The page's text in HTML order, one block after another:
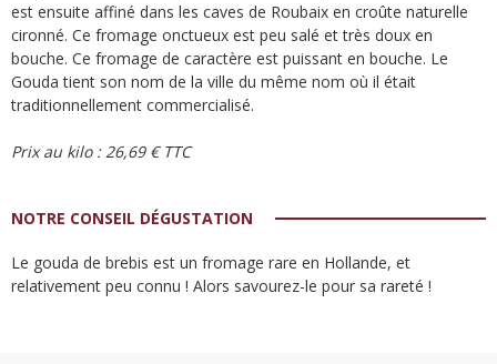
est ensuite affiné dans les caves de Roubaix en croûte naturelle
cironné. Ce fromage onctueux est peu salé et très doux en
bouche. Ce fromage de caractère est puissant en bouche. Le
Gouda tient son nom de la ville du même nom où il était
traditionnellement commercialisé.
Prix au kilo : 26,69 € TTC
NOTRE CONSEIL DÉGUSTATION
Le gouda de brebis est un fromage rare en Hollande, et
relativement peu connu ! Alors savourez-le pour sa rareté !